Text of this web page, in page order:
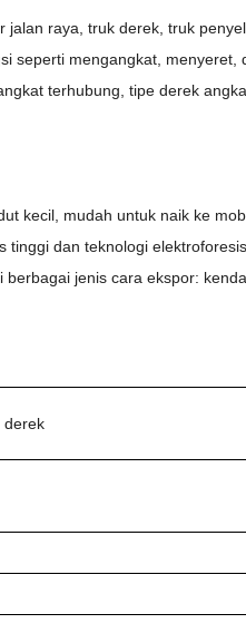
jalan raya, truk derek, truk
seperti mengangkat,
terhubung, tipe derek
kecil, mudah untuk naik ke
tinggi dan teknologi
jenis cara ekspor:
derek